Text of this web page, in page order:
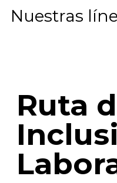
Nuestras
Ruta